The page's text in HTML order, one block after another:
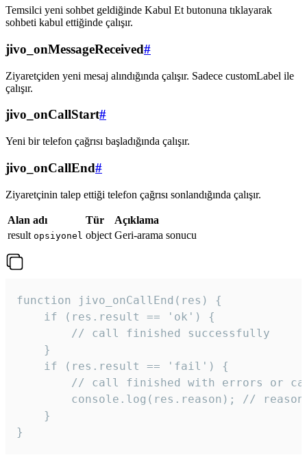
Temsilci yeni sohbet geldiğinde Kabul Et butonuna tıklayarak
sohbeti kabul ettiğinde çalışır.
jivo_onMessageReceived#
Ziyaretçiden yeni mesaj alındığında çalışır. Sadece customLabel ile
çalışır.
jivo_onCallStart#
Yeni bir telefon çağrısı başladığında çalışır.
jivo_onCallEnd#
Ziyaretçinin talep ettiği telefon çağrısı sonlandığında çalışır.
Alan adı Tür
Açıklama
result opsiyonel object Geri-arama sonucu
function jivo_onCallEnd(res) {
    if (res.result == 'ok') {
        // call finished successfully
    }
    if (res.result == 'fail') {
// call finished with errors or
console.log(res.reason); //
    }
}